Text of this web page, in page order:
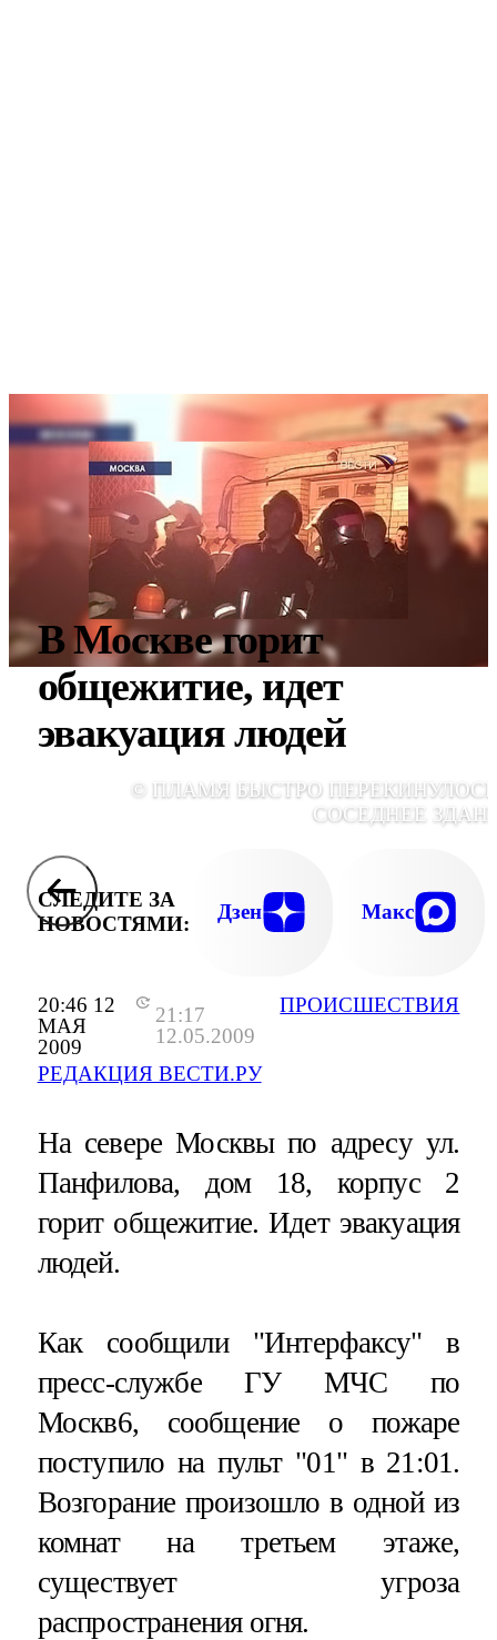
20:46 12
МАЯ
2009
21:17
12.05.2009
РЕДАКЦИЯ ВЕСТИ.РУ
ПРОИСШЕСТВИЯ
В Москве горит
общежитие, идет
эвакуация людей
© ПЛАМЯ БЫСТРО
СОСЕДНЕЕ
СЛЕДИТЕ ЗА
НОВОСТЯМИ:
Дзен Макс
На севере Москвы по адресу ул.
Панфилова, дом 18, корпус 2
горит общежитие. Идет эвакуация
людей.
Как сообщили "Интерфаксу" в
пресс-службе ГУ МЧС по
Москв6, сообщение о пожаре
поступило на пульт "01" в 21:01.
Возгорание произошло в одной из
комнат на третьем этаже,
существует угроза
распространения огня.